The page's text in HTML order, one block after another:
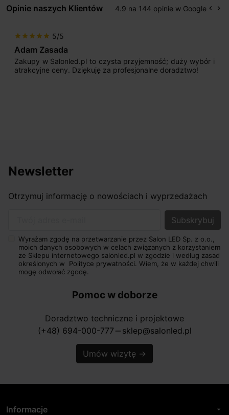
Opinie naszych Klientów 4.9 na 144 opinie w Google keyboard_arrow_left keyboard_arrow_right
star star star star star 5/5
Adam Zasada
Zakupy w Salonled.pl to czysta przyjemność; duży wybór i
atrakcyjne ceny. Dziękuję za profesjonalne doradztwo!
Newsletter
Otrzymuj informację o nowościach i wyprzedażach
Wyrażam zgodę na przetwarzanie przez Salon LED Sp. z o.o.,
moich danych osobowych w celach związanych z korzystaniem
ze Sklepu internetowego salonled.pl w zgodzie i według zasad
określonych w Polityce prywatności. Wiem, że w każdej chwili
mogę odwołać zgodę.
Pomoc w doborze
Doradztwo techniczne i projektowe
(+48) 694-000-777 horizontal_rule sklep@salonled.pl
Umów wizytę →
Informacje arrow_drop_down